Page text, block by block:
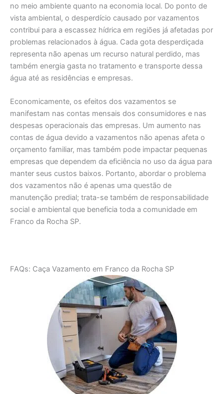
no meio ambiente quanto na economia local. Do ponto de
vista ambiental, o desperdício causado por vazamentos
contribui para a escassez hídrica em regiões já afetadas por
problemas relacionados à água. Cada gota desperdiçada
representa não apenas um recurso natural perdido, mas
também energia gasta no tratamento e transporte dessa
água até as residências e empresas.
Economicamente, os efeitos dos vazamentos se
manifestam nas contas mensais dos consumidores e nas
despesas operacionais das empresas. Um aumento nas
contas de água devido a vazamentos não apenas afeta o
orçamento familiar, mas também pode impactar pequenas
empresas que dependem da eficiência no uso da água para
manter seus custos baixos. Portanto, abordar o problema
dos vazamentos não é apenas uma questão de
manutenção predial; trata-se também de responsabilidade
social e ambiental que beneficia toda a comunidade em
Franco da Rocha SP.
FAQs: Caça Vazamento em Franco da Rocha SP